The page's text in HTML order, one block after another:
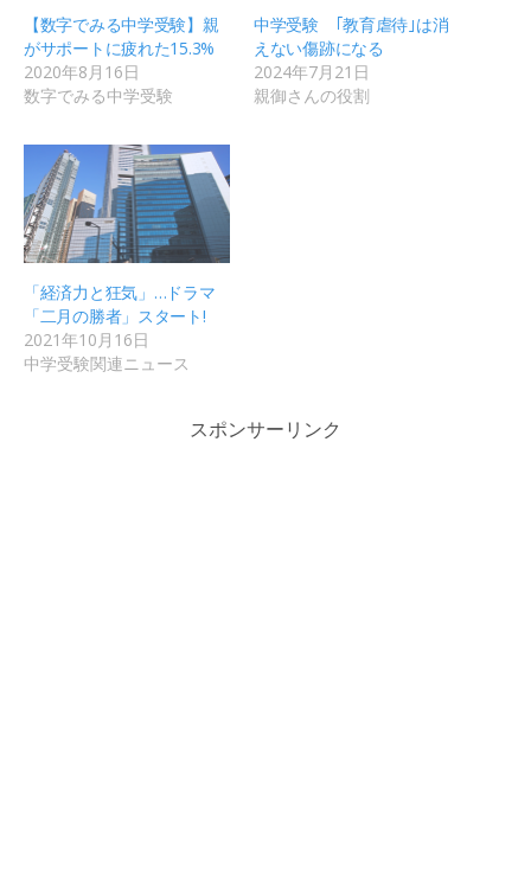
【数字でみる中学受験】親
がサポートに疲れた15.3%
2020年8月16日
数字でみる中学受験
中学受験 ｢教育虐待｣は消
えない傷跡になる
2024年7月21日
親御さんの役割
「経済力と狂気」…ドラマ
「二月の勝者」スタート!
2021年10月16日
中学受験関連ニュース
スポンサーリンク